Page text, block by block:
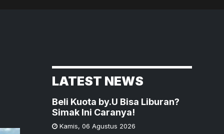
LATEST NEWS
Beli Kuota by.U Bisa Liburan?
Simak Ini Caranya!
Kamis, 06 Agustus 2026